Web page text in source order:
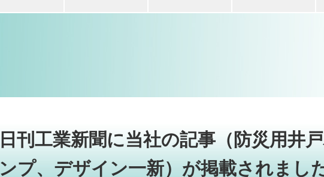
日刊工業新聞に当社の記事（防災用井
ンプ、デザイン一新）が掲載されました